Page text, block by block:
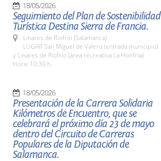
18/05/2026
Seguimiento del Plan de Sostenibilidad
Turística Destina Sierra de Francia.
Linares de Riofrío (Salamanca)
LUGAR San Miguel de Valero (entrada municipio)
y Linares de Riofrío (área recreativa La Honfría)
Hora: 10:30 h.
18/05/2026
Presentación de la Carrera Solidaria
Kilómetros de Encuentro, que se
celebrará el próximo día 23 de mayo
dentro del Circuito de Carreras
Populares de la Diputación de
Salamanca.